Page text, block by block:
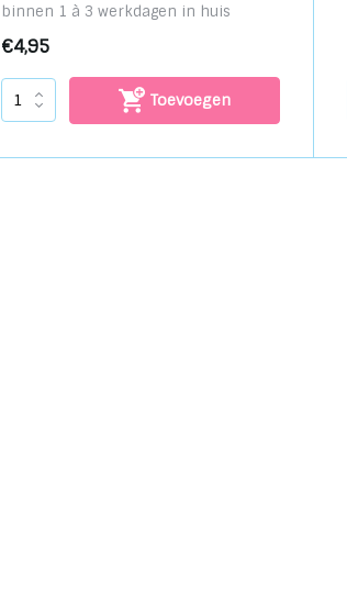
binnen 1 à 3 werkdagen in huis
€4,95
Toevoegen